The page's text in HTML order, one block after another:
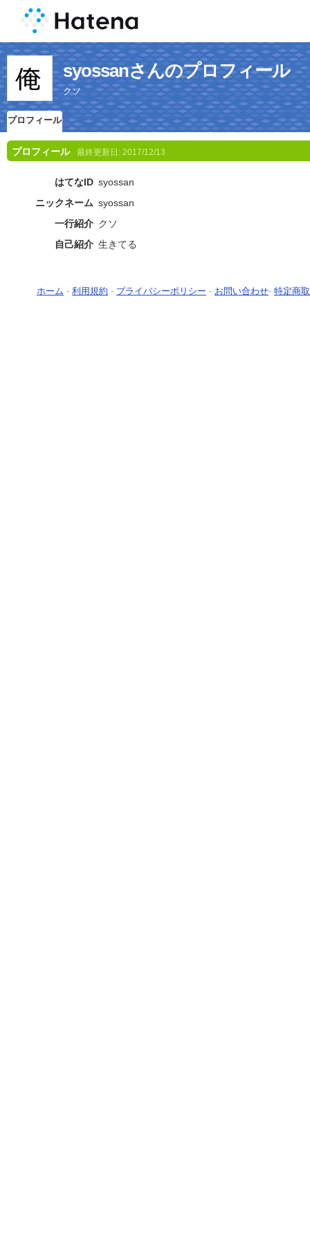
syossanさんのプロフィール
クソ
プロフィール
プロフィール 最終更新日: 2017/12/13
はてなID syossan
ニックネーム syossan
一行紹介 クソ
自己紹介 生きてる
ホーム - 利用規約 - プライバシーポリシー - お問い合わせ- 特定商